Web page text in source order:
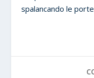
spalancando le